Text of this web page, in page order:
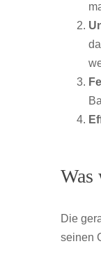
Was
Die
seinen